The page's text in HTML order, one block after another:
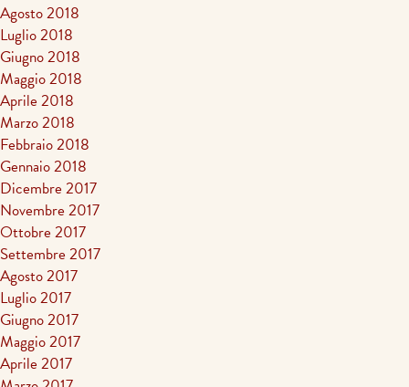
Agosto 2018
Luglio 2018
Giugno 2018
Maggio 2018
Aprile 2018
Marzo 2018
Febbraio 2018
Gennaio 2018
Dicembre 2017
Novembre 2017
Ottobre 2017
Settembre 2017
Agosto 2017
Luglio 2017
Giugno 2017
Maggio 2017
Aprile 2017